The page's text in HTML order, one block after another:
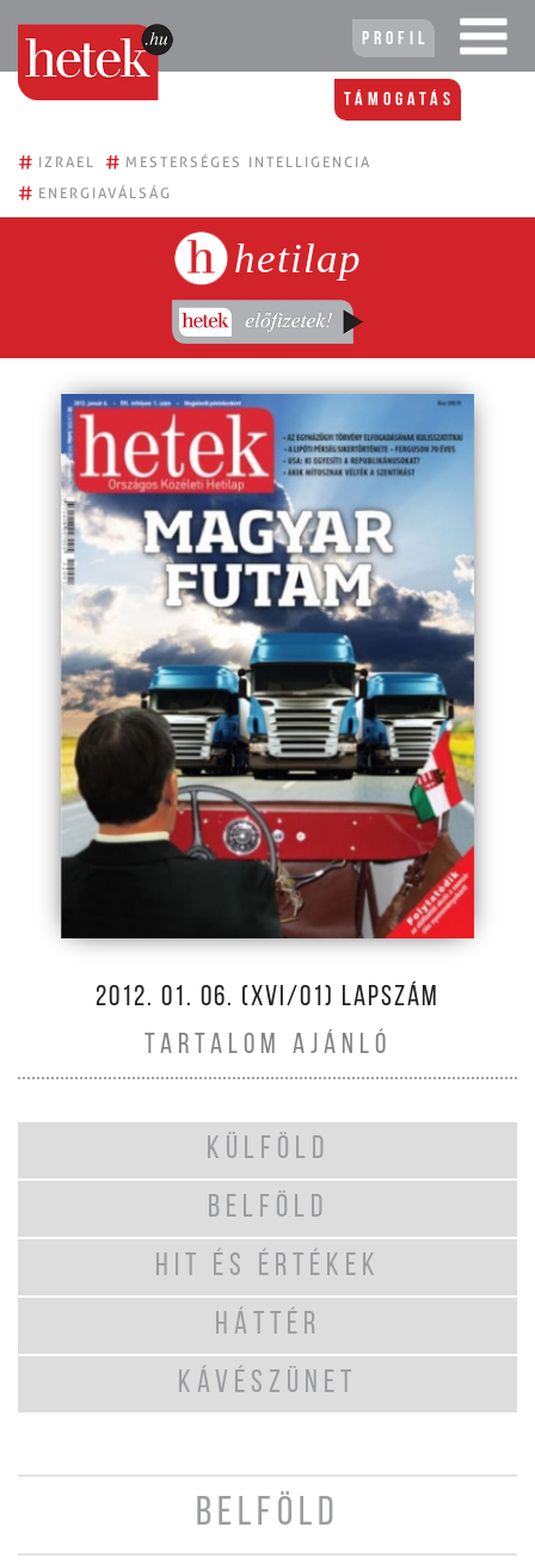
Profil
Támogatás
# IZRAEL # MESTERSÉGES INTELLIGENCIA
# ENERGIAVÁLSÁG
hetilap
2012. 01. 06. (XVI/01) LAPSZÁM
TARTALOM AJÁNLÓ
KÜLFÖLD
BELFÖLD
HIT ÉS ÉRTÉKEK
HÁTTÉR
KÁVÉSZÜNET
BELFÖLD